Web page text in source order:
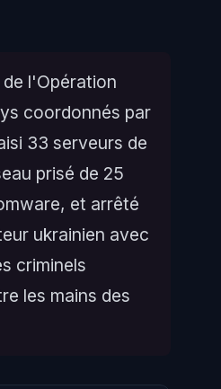
l'Opération
coordonnés par
33 serveurs de
prisé de 25
et arrêté
ukrainien avec
criminels
les mains des